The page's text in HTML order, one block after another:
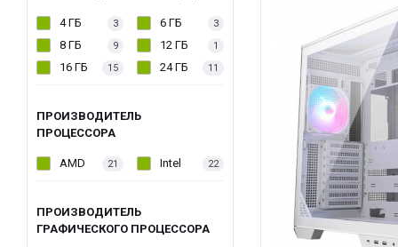
4 ГБ 3 6 ГБ 3
8 ГБ 9 12 ГБ 1
16 ГБ 15 24 ГБ 11
ПРОИЗВОДИТЕЛЬ
ПРОЦЕССОРА
AMD 21 Intel 22
ПРОИЗВОДИТЕЛЬ
ГРАФИЧЕСКОГО ПРОЦЕССОРА